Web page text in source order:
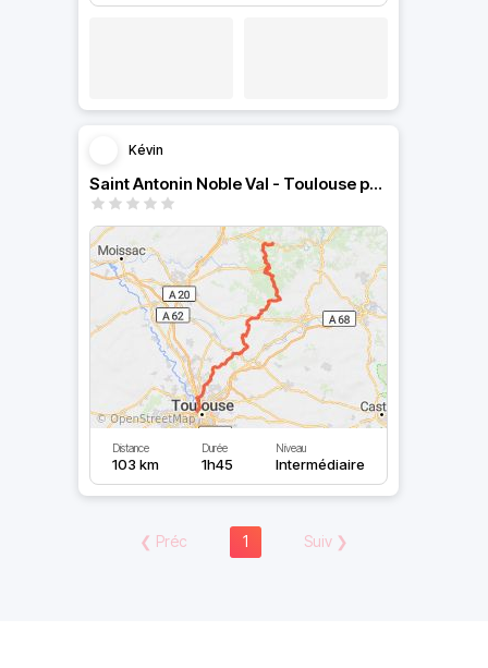
Kévin
Saint Antonin Noble Val - Toulouse par forêt de Gresigne
Distance
103 km
Durée
1h45
Niveau
Intermédiaire
❮ Préc 1 Suiv ❯